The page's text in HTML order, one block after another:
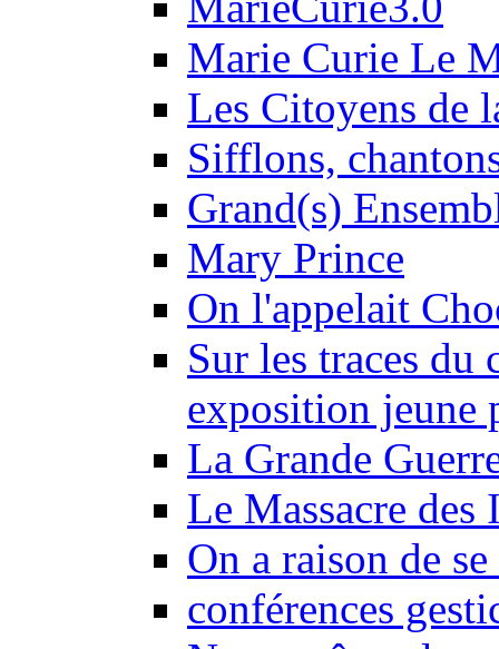
Marie Curie Le
Les Citoyens de
Sifflons,
Grand(s)
Mary Prince
On l'appelait
Sur les traces
exposition jeune
La Grande
Le Massacre des
On a raison de
conférences